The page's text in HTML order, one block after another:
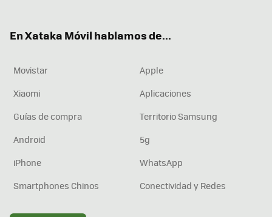
En Xataka Móvil hablamos de...
Movistar
Apple
Xiaomi
Aplicaciones
Guías de compra
Territorio Samsung
Android
5g
iPhone
WhatsApp
Smartphones Chinos
Conectividad y Redes